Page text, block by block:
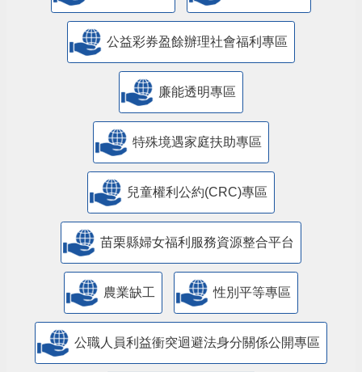
公益彩券盈餘辦理社會福利專區
廉能透明專區
特殊境遇家庭扶助專區
兒童權利公約(CRC)專區
苗栗縣婦女福利服務資源整合平台
農業缺工 性別平等專區
公職人員利益衝突迴避法身分關係公開專區